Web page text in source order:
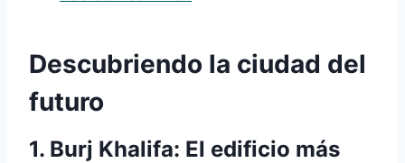
Descubriendo la ciudad del
futuro
1. Burj Khalifa: El edificio más